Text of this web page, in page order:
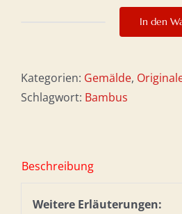
In den
Kategorien: Gemälde,
Schlagwort: Bambus
Beschreibung
Weitere Erläuterungen: